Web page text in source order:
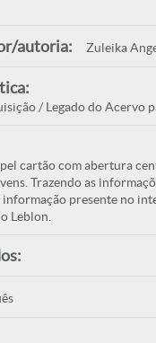
autoria: Zuleika
/ Legado do Acervo
cartão com abertura
Trazendo as
presente no
Leblon.